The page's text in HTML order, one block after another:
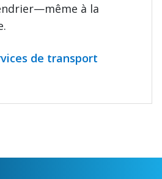
à la
de transport